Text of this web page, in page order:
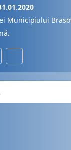
Municipiului